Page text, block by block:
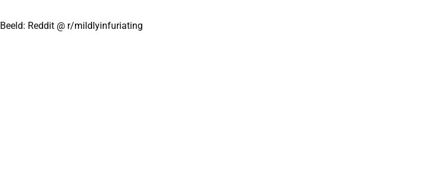
Beeld: Reddit @ r/mildlyinfuriating